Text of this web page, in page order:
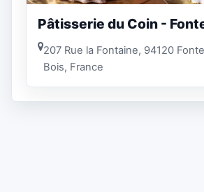
Pâtisserie du Coin -
207 Rue la Fontaine, 94120
Bois, France